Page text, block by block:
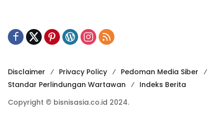
Disclaimer Privacy Policy
Pedoman Media Siber
Standar Perlindungan Wartawan
Indeks Berita
Copyright © bisnisasia.co.id 2024.